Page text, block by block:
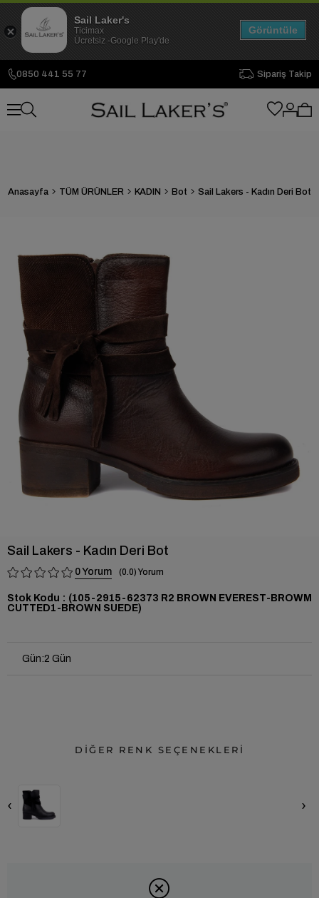
0850 441 55 77 Sipariş Takip
Anasayfa TÜM ÜRÜNLER KADIN Bot Sail Lakers - Kadın Deri Bot
Sail Lakers - Kadın Deri Bot
0 0.0
Stok Kodu
(105-2915-62373 R2 BROWN EVEREST-BROWM
CUTTED1-BROWN SUEDE)
Gün:2 Gün
DİĞER RENK SEÇENEKLERİ
‹ ›
Sail Laker's
Ticimax
Ücretsiz -Google Play'de
Görüntüle